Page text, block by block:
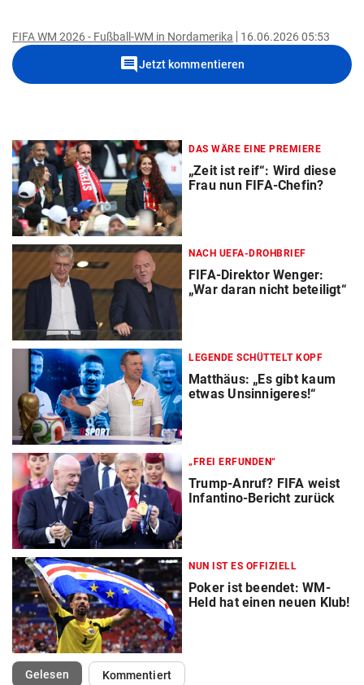
FIFA WM 2026 - Fußball-WM in Nordamerika 16.06.2026 05:53
commentJetzt kommentieren
DAS WÄRE EINE PREMIERE
„Zeit ist reif“: Wird diese
Frau nun FIFA-Chefin?
NACH UEFA-DROHBRIEF
FIFA-Direktor Wenger:
„War daran nicht beteiligt“
LEGENDE SCHÜTTELT KOPF
Matthäus: „Es gibt kaum
etwas Unsinnigeres!“
„FREI ERFUNDEN“
Trump-Anruf? FIFA weist
Infantino-Bericht zurück
NUN IST ES OFFIZIELL
Poker ist beendet: WM-
Held hat einen neuen Klub!
Gelesen(ausgewählt)Kommentiert